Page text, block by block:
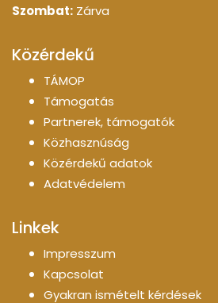
Szombat: Zárva
Közérdekű
TÁMOP
Támogatás
Partnerek, támogatók
Közhasznúság
Közérdekű adatok
Adatvédelem
Linkek
Impresszum
Kapcsolat
Gyakran ismételt kérdések